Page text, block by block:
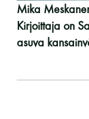
Mika
Kirjoittaja on
asuva